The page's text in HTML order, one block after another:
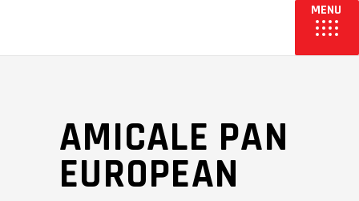
AMICALE PAN
EUROPEAN